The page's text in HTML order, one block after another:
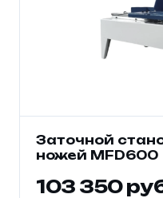
Заточной
ножей MFD600
103 350